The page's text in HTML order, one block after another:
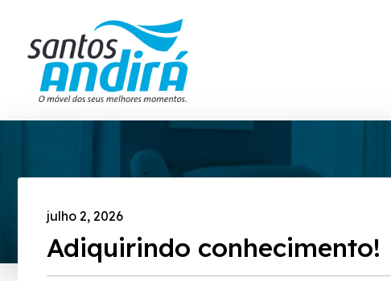
julho 2, 2026
Adiquirindo conhecimento!